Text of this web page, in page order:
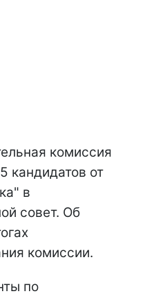
комиссия
кандидатов от
в
совет. Об
комиссии.
по